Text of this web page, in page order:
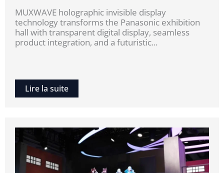
MUXWAVE holographic invisible display
technology transforms the Panasonic exhibition
hall with transparent digital display, seamless
product integration, and a futuristic...
Lire la suite